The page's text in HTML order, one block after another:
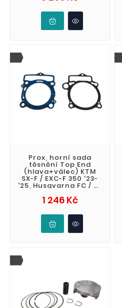
Prox, horní sada
těsnění Top End
(hlava+válec) KTM
SX-F / EXC-F 350 '23-
'25, Husqvarna FC / FE
GAS EC /
1 246 KčCena